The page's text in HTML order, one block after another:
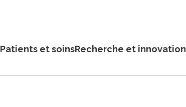
Patients et soinsRecherche et innovation